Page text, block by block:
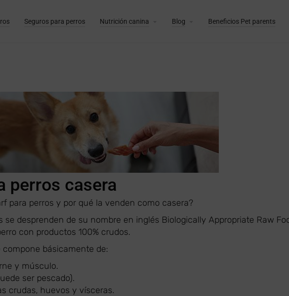
Seguros para perros Nutrición canina Blog Beneficios Pet parents
perros casera
para perros y por qué la venden como casera?
se desprenden de su nombre en inglés Biologically Appropriate Raw
con productos 100% crudos.
básicamente de:
y músculo.
ser pescado).
crudas, huevos y vísceras.